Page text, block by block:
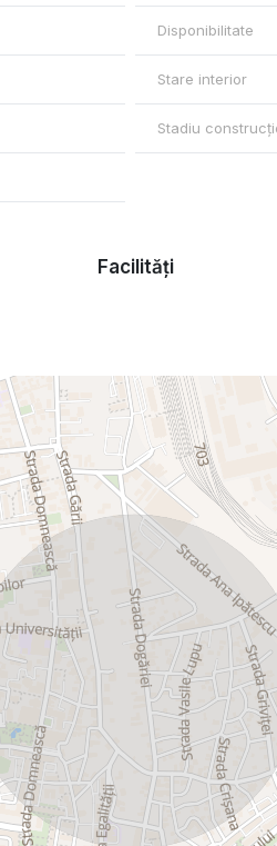
Disponibilitate
Stare interior
Stadiu
Facilități